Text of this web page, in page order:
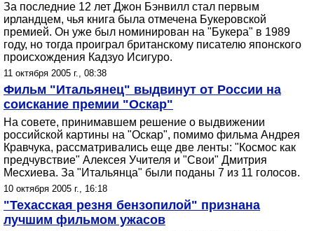
За последние 12 лет Джон Бэнвилл стал первым
ирландцем, чья книга была отмечена Букеровской
премией. Он уже был номинирован на "Букера" в 1989
году, но тогда проиграл британскому писателю японского
происхождения Кадзуо Исигуро.
11 октября 2005 г., 08:38
Фильм "Итальянец" выдвинут от России на
соискание премии "Оскар"
На совете, принимавшем решение о выдвижении
российской картины на "Оскар", помимо фильма Андрея
Кравчука, рассматривались еще две ленты: "Космос как
предчувствие" Алексея Учителя и "Свои" Дмитрия
Месхиева. За "Итальянца" были поданы 7 из 11 голосов.
10 октября 2005 г., 16:18
"Техасская резня бензопилой" признана
лучшим фильмом ужасов